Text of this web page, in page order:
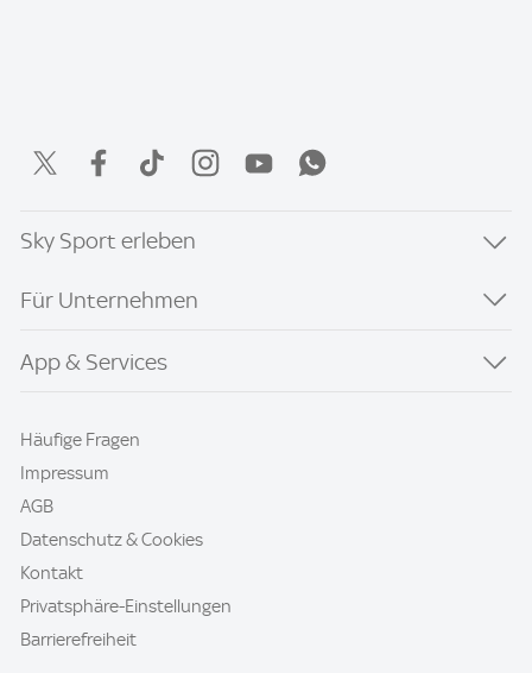
Sky Sport erleben
Für Unternehmen
App & Services
Häufige Fragen
Impressum
AGB
Datenschutz & Cookies
Kontakt
Privatsphäre-Einstellungen
Barrierefreiheit